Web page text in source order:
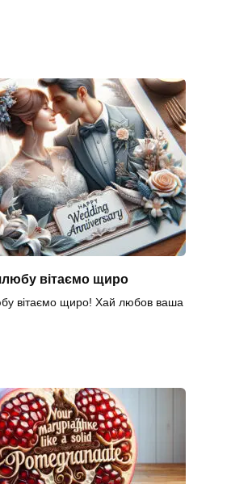
вітаємо щиро
вітаємо щиро! Хай любов ваша